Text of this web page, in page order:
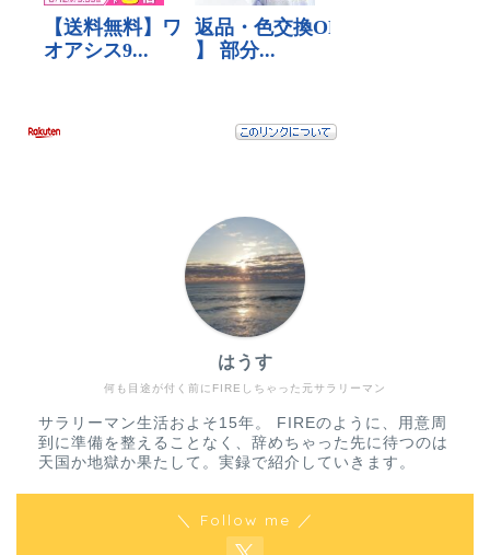
何も目途が付く前にFIREしちゃった元サラリーマン
はうす
サラリーマン生活およそ15年。 FIREのように、用意周
到に準備を整えることなく、辞めちゃった先に待つのは
天国か地獄か果たして。実録で紹介していきます。
＼ Follow me ／